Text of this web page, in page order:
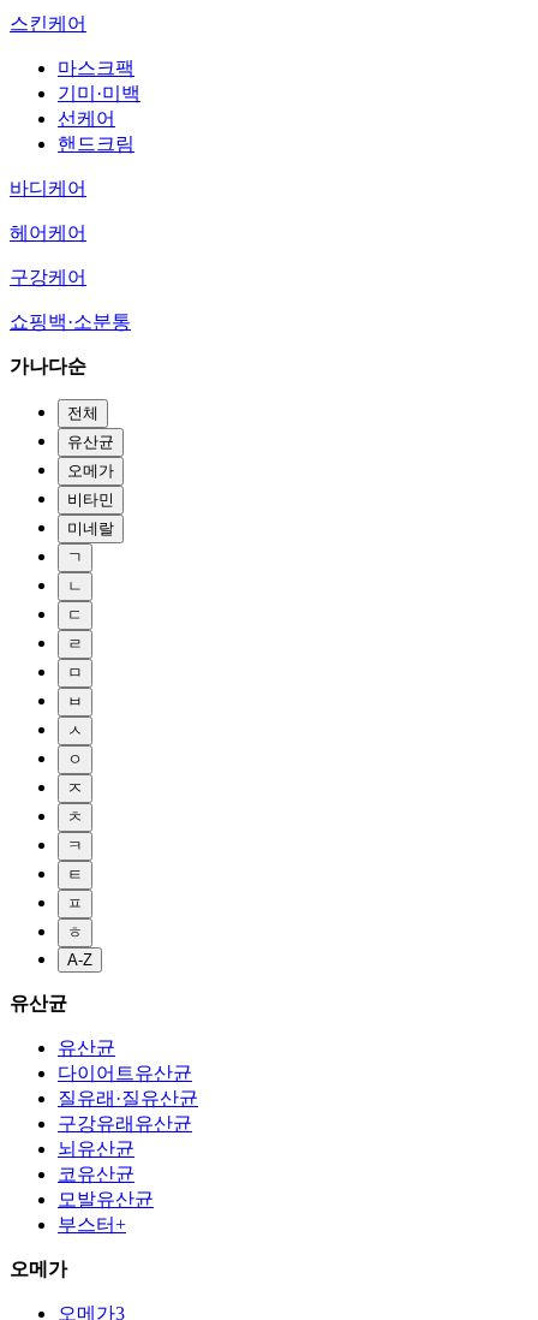
스킨케어
마스크팩
기미·미백
선케어
핸드크림
바디케어
헤어케어
구강케어
쇼핑백·소분통
가나다순
전체
유산균
오메가
비타민
미네랄
ㄱ
ㄴ
ㄷ
ㄹ
ㅁ
ㅂ
ㅅ
ㅇ
ㅈ
ㅊ
ㅋ
ㅌ
ㅍ
ㅎ
A-Z
유산균
유산균
다이어트유산균
질유래·질유산균
구강유래유산균
뇌유산균
코유산균
모발유산균
부스터+
오메가
오메가3